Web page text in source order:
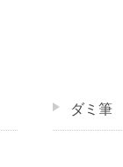
ダミ筆